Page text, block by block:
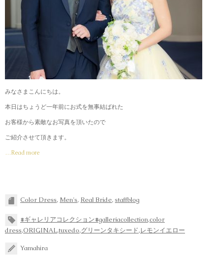
みなさまこんにちは。
本日はちょうど一年前にお式を無事結ばれた
お客様から素敵なお写真を頂いたので
ご紹介させて頂きます。
…Read more
Color Dress, Men's, Real Bride, staffblog
#ギャレリアコレクション#galleriacollection,color
dress,ORIGINAL,tuxedo,グリーンタキシード,レモンイエロー
Yamahira